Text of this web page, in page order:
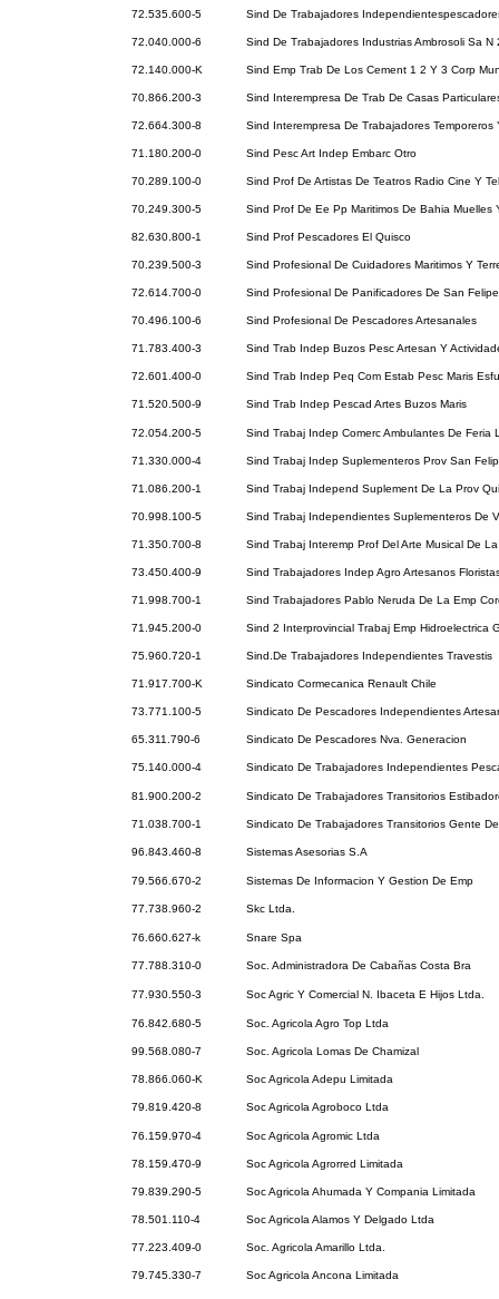
72.535.600-5 Sind De Trabajadores
72.040.000-6 Sind De Trabajadores Industrias Ambrosoli Sa N
72.140.000-K Sind Emp Trab De Los Cement 1 2 Y 3 Corp
70.866.200-3 Sind Interempresa De Trab De Casas
72.664.300-8 Sind Interempresa De Trabajadores Temporeros
71.180.200-0 Sind Pesc Art Indep Embarc Otro
70.289.100-0 Sind Prof De Artistas De Teatros Radio Cine Y
70.249.300-5 Sind Prof De Ee Pp Maritimos De Bahia Muelles
82.630.800-1 Sind Prof Pescadores El Quisco
70.239.500-3 Sind Profesional De Cuidadores Maritimos Y
72.614.700-0 Sind Profesional De Panificadores De San Felipe
70.496.100-6 Sind Profesional De Pescadores Artesanales
71.783.400-3 Sind Trab Indep Buzos Pesc Artesan Y
72.601.400-0 Sind Trab Indep Peq Com Estab Pesc Maris
71.520.500-9 Sind Trab Indep Pescad Artes Buzos Maris
72.054.200-5 Sind Trabaj Indep Comerc Ambulantes De Feria
71.330.000-4 Sind Trabaj Indep Suplementeros Prov San
71.086.200-1 Sind Trabaj Independ Suplement De La Prov
70.998.100-5 Sind Trabaj Independientes Suplementeros De
71.350.700-8 Sind Trabaj Interemp Prof Del Arte Musical De
73.450.400-9 Sind Trabajadores Indep Agro Artesanos
71.998.700-1 Sind Trabajadores Pablo Neruda De La Emp
71.945.200-0 Sind 2 Interprovincial Trabaj Emp Hidroelectrica
75.960.720-1 Sind.De Trabajadores Independientes Travestis
71.917.700-K Sindicato Cormecanica Renault Chile
73.771.100-5 Sindicato De Pescadores Independientes
65.311.790-6 Sindicato De Pescadores Nva. Generacion
75.140.000-4 Sindicato De Trabajadores Independientes
81.900.200-2 Sindicato De Trabajadores Transitorios
71.038.700-1 Sindicato De Trabajadores Transitorios Gente
96.843.460-8 Sistemas Asesorias S.A
79.566.670-2 Sistemas De Informacion Y Gestion De Emp
77.738.960-2 Skc Ltda.
76.660.627-k Snare Spa
77.788.310-0 Soc. Administradora De Cabañas Costa Bra
77.930.550-3 Soc Agric Y Comercial N. Ibaceta E Hijos Ltda.
76.842.680-5 Soc. Agricola Agro Top Ltda
99.568.080-7 Soc. Agricola Lomas De Chamizal
78.866.060-K Soc Agricola Adepu Limitada
79.819.420-8 Soc Agricola Agroboco Ltda
76.159.970-4 Soc Agricola Agromic Ltda
78.159.470-9 Soc Agricola Agrorred Limitada
79.839.290-5 Soc Agricola Ahumada Y Compania Limitada
78.501.110-4 Soc Agricola Alamos Y Delgado Ltda
77.223.409-0 Soc. Agricola Amarillo Ltda.
79.745.330-7 Soc Agricola Ancona Limitada